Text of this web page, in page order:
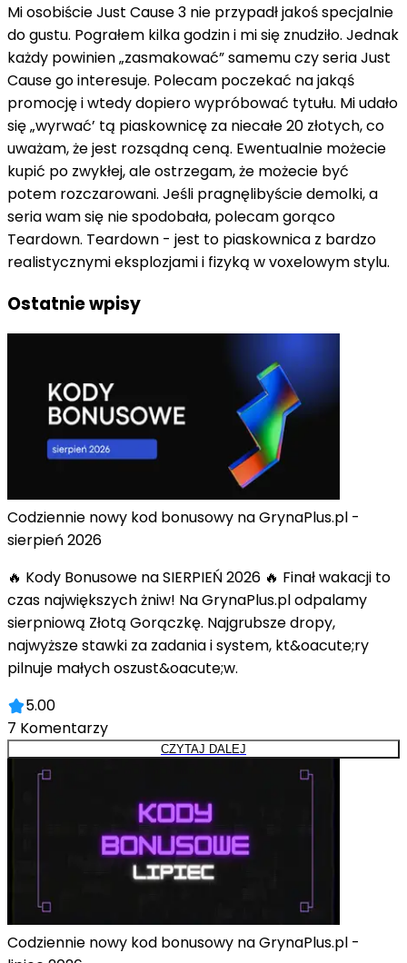
Mi osobiście Just Cause 3 nie przypadł jakoś specjalnie
do gustu. Pograłem kilka godzin i mi się znudziło. Jednak
każdy powinien „zasmakować” samemu czy seria Just
Cause go interesuje. Polecam poczekać na jakąś
promocję i wtedy dopiero wypróbować tytułu. Mi udało
się „wyrwać’ tą piaskownicę za niecałe 20 złotych, co
uważam, że jest rozsądną ceną. Ewentualnie możecie
kupić po zwykłej, ale ostrzegam, że możecie być
potem rozczarowani. Jeśli pragnęlibyście demolki, a
seria wam się nie spodobała, polecam gorąco
Teardown. Teardown - jest to piaskownica z bardzo
realistycznymi eksplozjami i fizyką w voxelowym stylu.
Ostatnie wpisy
Codziennie nowy kod bonusowy na GrynaPlus.pl -
sierpień 2026
🔥 Kody Bonusowe na SIERPIEŃ 2026 🔥 Finał wakacji to
czas największych żniw! Na GrynaPlus.pl odpalamy
sierpniową Złotą Gorączkę. Najgrubsze dropy,
najwyższe stawki za zadania i system, kt&oacute;ry
pilnuje małych oszust&oacute;w.
5.00
7 Komentarzy
CZYTAJ DALEJ
Codziennie nowy kod bonusowy na GrynaPlus.pl -